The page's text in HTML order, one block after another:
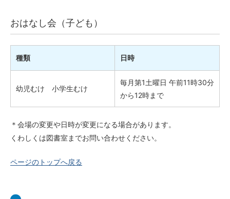
おはなし会（子ども）
種類 日時
幼児むけ 小学生むけ
毎月第1土曜日 午前11時30分
から12時まで
＊会場の変更や日時が変更になる場合があります。
くわしくは図書室までお問い合わせください。
ページのトップへ戻る